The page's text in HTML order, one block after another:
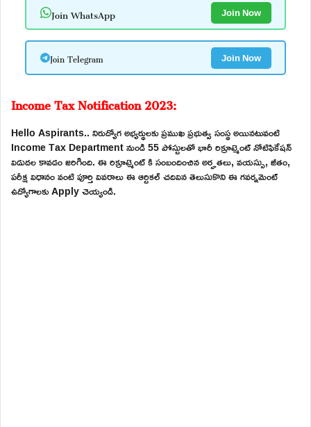
Join WhatsApp Join Now
Join Telegram Join Now
Income Tax Notification 2023:
Hello Aspirants.. నిరుద్యోగ అభ్యర్థులకు ప్రముఖ ప్రభుత్వ సంస్థ అయినటువంటి
Income Tax Department నుండి 55 పోస్టులతో భారీ రిక్రూట్మెంట్ నోటిఫికేషన్
విడుదల కావడం జరిగింది. ఈ రిక్రూట్మెంట్ కి సంబందించిన అర్హతలు, వయస్సు, జీతం,
పరీక్ష విధానం వంటి పూర్తి వివరాలు ఈ ఆర్టికల్ చదివిన తెలుసుకొని ఈ గవర్నమెంట్
ఉద్యోగాలకు Apply చెయ్యండి.